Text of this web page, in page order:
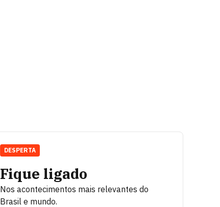
Fique ligado
Nos acontecimentos mais relevantes do
Brasil e mundo.
DESPERTA